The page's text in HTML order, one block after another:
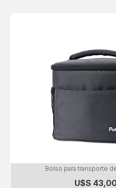
Bolso para transporte
U$S